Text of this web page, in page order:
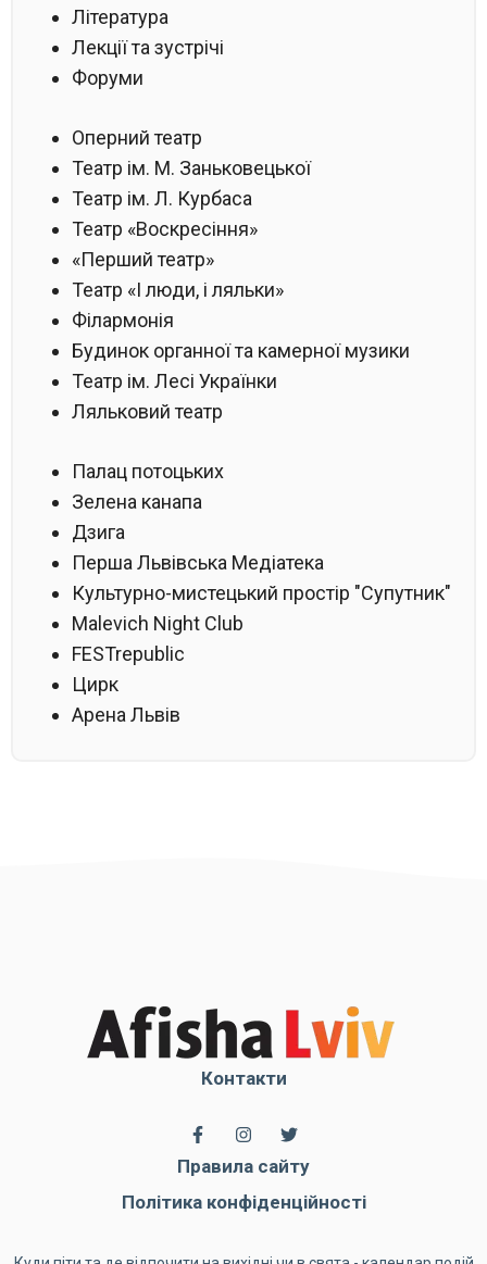
Література
Лекції та зустрічі
Форуми
Оперний театр
Театр ім. М. Заньковецької
Театр ім. Л. Курбаса
Театр «Воскресіння»
«Перший театр»
Театр «І люди, і ляльки»
Філармонія
Будинок органної та камерної музики
Театр ім. Лесі Українки
Ляльковий театр
Палац потоцьких
Зелена канапа
Дзига
Перша Львівська Медіатека
Культурно-мистецький простір "Супутник"
Malevich Night Club
FESTrepublic
Цирк
Арена Львів
Контакти
Правила сайту
Політика конфіденційності